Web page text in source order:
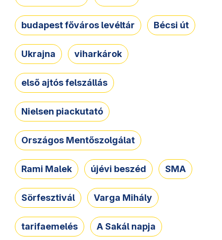
budapest főváros levéltár Bécsi út
Ukrajna viharkárok
első ajtós felszállás
Nielsen piackutató
Országos Mentőszolgálat
Rami Malek újévi beszéd SMA
Sörfesztivál Varga Mihály
tarifaemelés A Sakál napja